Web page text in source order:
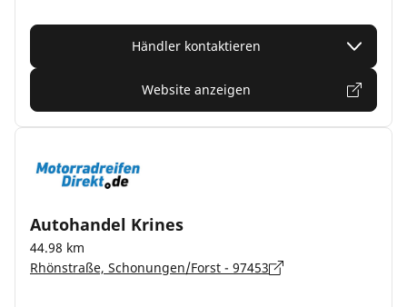
Händler kontaktieren
Website anzeigen
Autohandel Krines
44.98 km
Rhönstraße, Schonungen/Forst - 97453